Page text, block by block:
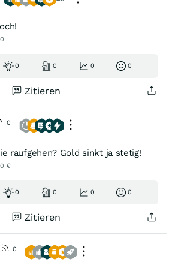
0 0 0 0
Zitieren
0
raufgehen? Gold sinkt ja stetig!
€
0 0 0 0
Zitieren
0